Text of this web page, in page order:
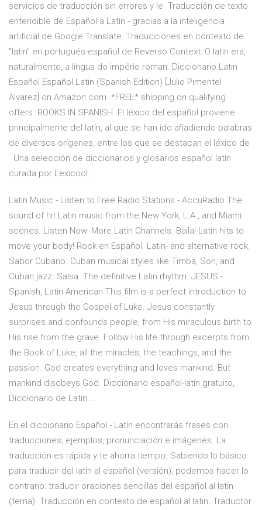
servicios de traducción sin errores y le Traducción de texto
entendible de Español a Latín - gracias a la inteligencia
artificial de Google Translate. Traducciones en contexto de
"latin" en portugués-español de Reverso Context: O latin era,
naturalmente, a língua do império roman. Diccionario Latin
Español Español Latin (Spanish Edition) [Julio Pimentel
Alvarez] on Amazon.com. *FREE* shipping on qualifying
offers. BOOKS IN SPANISH. El léxico del español proviene
principalmente del latín, al que se han ido añadiendo palabras
de diversos orígenes, entre los que se destacan el léxico de
Una selección de diccionarios y glosarios español latín
curada por Lexicool.
Latin Music - Listen to Free Radio Stations - AccuRadio The
sound of hit Latin music from the New York, L.A., and Miami
scenes. Listen Now. More Latin Channels. Baila! Latin hits to
move your body! Rock en Español. Latin- and alternative rock.
Sabor Cubano. Cuban musical styles like Timba, Son, and
Cuban jazz. Salsa. The definitive Latin rhythm. JESUS -
Spanish, Latin American This film is a perfect introduction to
Jesus through the Gospel of Luke. Jesus constantly
surprises and confounds people, from His miraculous birth to
His rise from the grave. Follow His life through excerpts from
the Book of Luke, all the miracles, the teachings, and the
passion. God creates everything and loves mankind. But
mankind disobeys God. Diccionario español-latín gratuito,
Diccionario de Latin ...
En el diccionario Español - Latín encontrarás frases con
traducciones, ejemplos, pronunciación e imágenes. La
traducción es rápida y te ahorra tiempo. Sabiendo lo básico
para traducir del latín al español (versión), podemos hacer lo
contrario: traducir oraciones sencillas del español al latín
(tema). Traducción en contexto de español al latin. Traductor